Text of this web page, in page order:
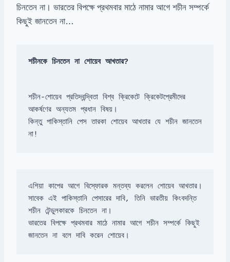
চিনতেন না। ভারতের বিপক্ষে প্রথমবার মাঠে নামার আগে শচীন সম্পর্কে
কিছুই জানতেন না…
শচীনকে চিনতেন না শোয়েব আখতার?
শচীন-শোয়েব প্রতিদ্বন্দ্বিতা বিশ্ব ক্রিকেটে ক্রিকেটপ্রেমীদের
কিন্তু পাকিস্তানি পেস তারকা শোয়েব আখতার যে শচীন জানতেন
না!
সাবেক এই পাকিস্তানি পেসারের দাবি, তিনি ভারতীয় কিংবদন্তি
ভারতের বিপক্ষে প্রথমবার মাঠে নামার আগে শচীন সম্পর্কে কিছুই
জানতেন না বলে দাবি করেন শোয়েব।